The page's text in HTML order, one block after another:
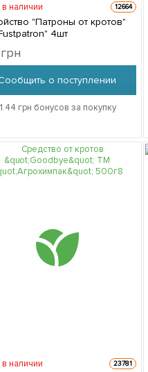
в наличии 12664
"Патроны от кротов"
4шт
грн
о поступлении
1.44 грн бонусов за покупку
в наличии 23781